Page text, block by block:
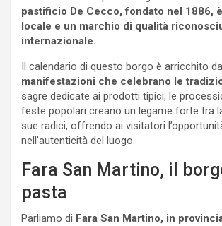
pastificio De Cecco, fondato nel 1886,
locale e un marchio di qualità
internazionale.
Il calendario di questo borgo è arricchito da
manifestazioni che celebrano le
sagre dedicate ai prodotti tipici, le
feste popolari creano un legame forte tra
sue radici, offrendo ai visitatori
nell’autenticità del luogo.
Fara San Martino, il
pasta
Parliamo di Fara San Martino, in